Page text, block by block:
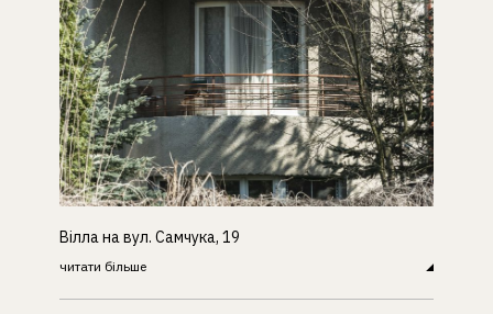
Вілла на вул. Самчука, 19
читати більше